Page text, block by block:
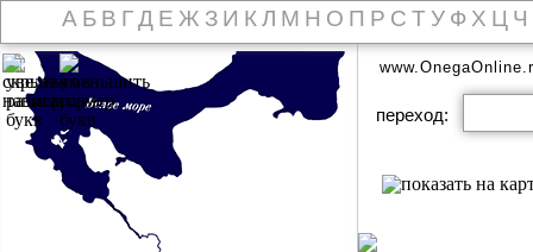
А Б В Г Д Е Ж З И К Л М Н О П Р С Т У Ф Х Ц Ч
переход: